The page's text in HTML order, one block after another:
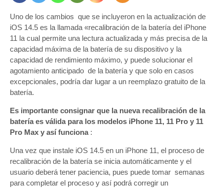
Uno de los cambios que se incluyeron en la actualización de
iOS 14.5 es la llamada «recalibración de la batería del iPhone
11 la cual permite una lectura actualizada y más precisa de la
capacidad máxima de la batería de su dispositivo y la
capacidad de rendimiento máximo, y puede solucionar el
agotamiento anticipado de la batería y que solo en casos
excepcionales, podría dar lugar a un reemplazo gratuito de la
batería.
Es importante consignar que la nueva recalibración de la
batería es válida para los modelos iPhone 11, 11 Pro y 11
Pro Max y así funciona:
Una vez que instale iOS 14.5 en un iPhone 11, el proceso de
recalibración de la batería se inicia automáticamente y el
usuario deberá tener paciencia, pues puede tomar semanas
para completar el proceso y así podrá corregir un